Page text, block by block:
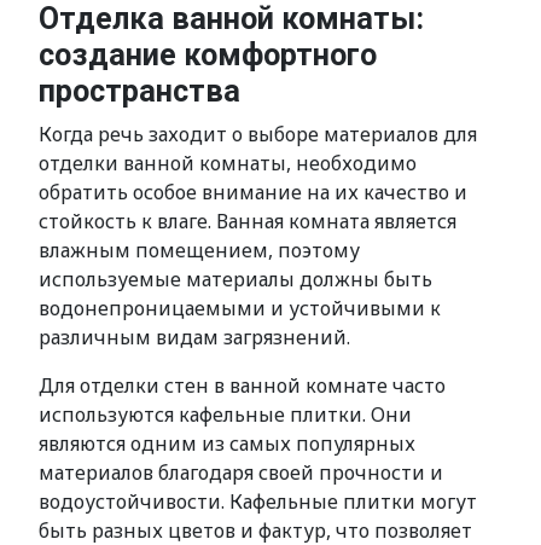
Отделка ванной комнаты:
создание комфортного
пространства
Когда речь заходит о выборе материалов для
отделки ванной комнаты, необходимо
обратить особое внимание на их качество и
стойкость к влаге. Ванная комната является
влажным помещением, поэтому
используемые материалы должны быть
водонепроницаемыми и устойчивыми к
различным видам загрязнений.
Для отделки стен в ванной комнате часто
используются кафельные плитки. Они
являются одним из самых популярных
материалов благодаря своей прочности и
водоустойчивости. Кафельные плитки могут
быть разных цветов и фактур, что позволяет